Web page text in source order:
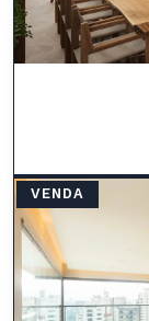
VENDA